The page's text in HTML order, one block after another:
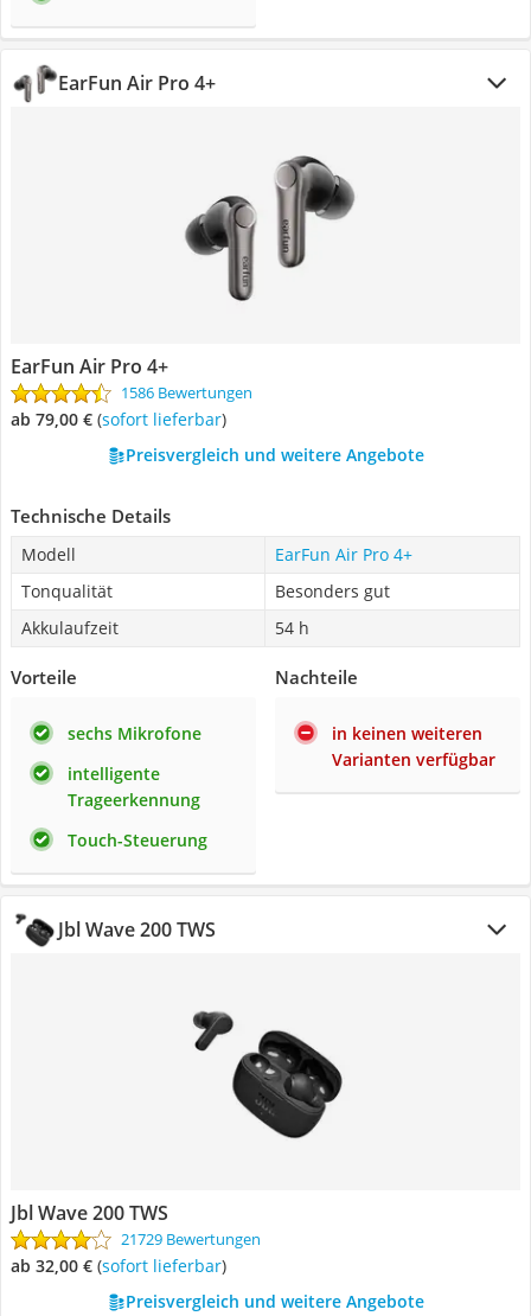
EarFun Air Pro 4+
EarFun Air Pro 4+
1586 Bewertungen
ab 79,00 € ( Sofort lieferbar)
Preisvergleich und weitere Angebote
Technische Details
Modell
EarFun Air Pro 4+
Tonqualität
Besonders gut
Akkulaufzeit
54 h
Vorteile
sechs Mikrofone
intelligente
Trageerkennung
Touch-Steuerung
Nachteile
in keinen weiteren
Varianten verfügbar
Jbl Wave 200 TWS
Jbl Wave 200 TWS
21729 Bewertungen
ab 32,00 € ( Sofort lieferbar)
Preisvergleich und weitere Angebote